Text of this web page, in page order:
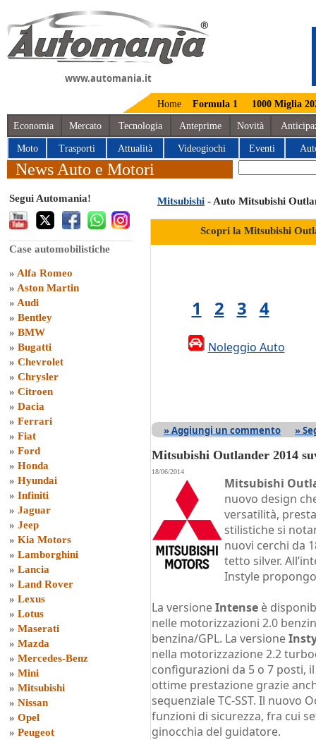
www.automania.it
Home Formula 1 1000 Miglia
Economia Mercato Tecnologia Anteprime Novità
Moto Trasporti Attualità Videogiochi Eventi
News Auto e Motori
Segui Automania!
Case automobilistiche
» Alfa Romeo
» Aston Martin
» Audi
» Bentley
» BMW
» Bugatti
» Chevrolet
» Chrysler
» Citroen
» Dacia
» Ferrari
» Fiat
» Ford
» Honda
» Hyundai
» Infiniti
» Jaguar
» Jeep
» Kia Motors
» Lamborghini
» Lancia
» Land Rover
» Lexus
» Lotus
» Maserati
» Mazda
» Mercedes-Benz
» Mini
» Mitsubishi
» Nissan
» Opel
» Peugeot
Mitsubishi - Auto Mitsubishi
Scopri la Mitsubishi
1 2 3 4
Noleggio Auto
» Aggiungi un commento »
Mitsubishi Outlander 2014
18/06/2014
Mitsubishi
nuovo design
versatilità,
stilistiche si
nuovi cerchi da
tetto silver.
Instyle
La versioneIntense è
nelle motorizzazioni 2.0
benzina/GPL. La versione
nella motorizzazione 2.2
configurazioni da 5 o 7 posti,
ottime prestazione grazie
sequenziale TC-SST. Il nuovo
funzioni di sicurezza, fra cui
ginocchia del guidatore.